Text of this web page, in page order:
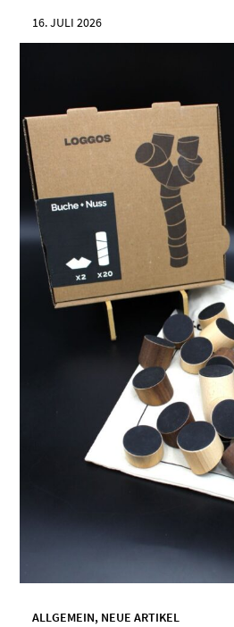
16. JULI 2026
ALLGEMEIN, NEUE ARTIKEL